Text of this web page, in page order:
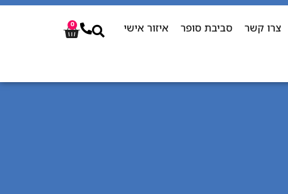
צרו קשר סביבת סופר איזור אישי 0